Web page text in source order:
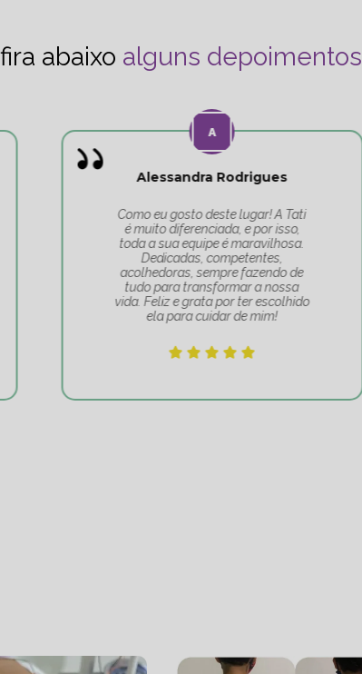
abaixo alguns depoimentos
Alessandra Rodrigues
Como eu gosto deste lugar! A Tati
é muito diferenciada, e por isso,
toda a sua equipe é maravilhosa.
Dedicadas, competentes,
acolhedoras, sempre fazendo de
tudo para transformar a nossa
vida. Feliz e grata por ter escolhido
ela para cuidar de mim!